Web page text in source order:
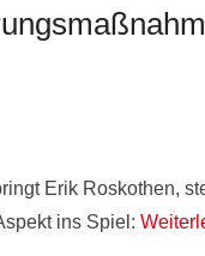
Erik Roskothen,
ins Spiel: